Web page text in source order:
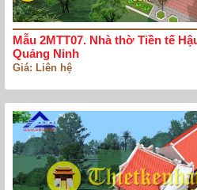
Mẫu 2MTT07. Nhà thờ Tiền tế
Quảng Ninh
Giá: Liên hệ